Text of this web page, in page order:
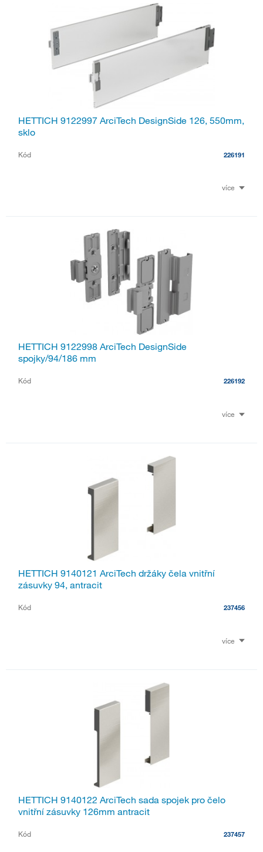
HETTICH 9122997 ArciTech DesignSide 126, 550mm,
sklo
Kód 226191
více
HETTICH 9122998 ArciTech DesignSide
spojky/94/186 mm
Kód 226192
více
HETTICH 9140121 ArciTech držáky čela vnitřní
zásuvky 94, antracit
Kód 237456
více
HETTICH 9140122 ArciTech sada spojek pro čelo
vnitřní zásuvky 126mm antracit
Kód 237457